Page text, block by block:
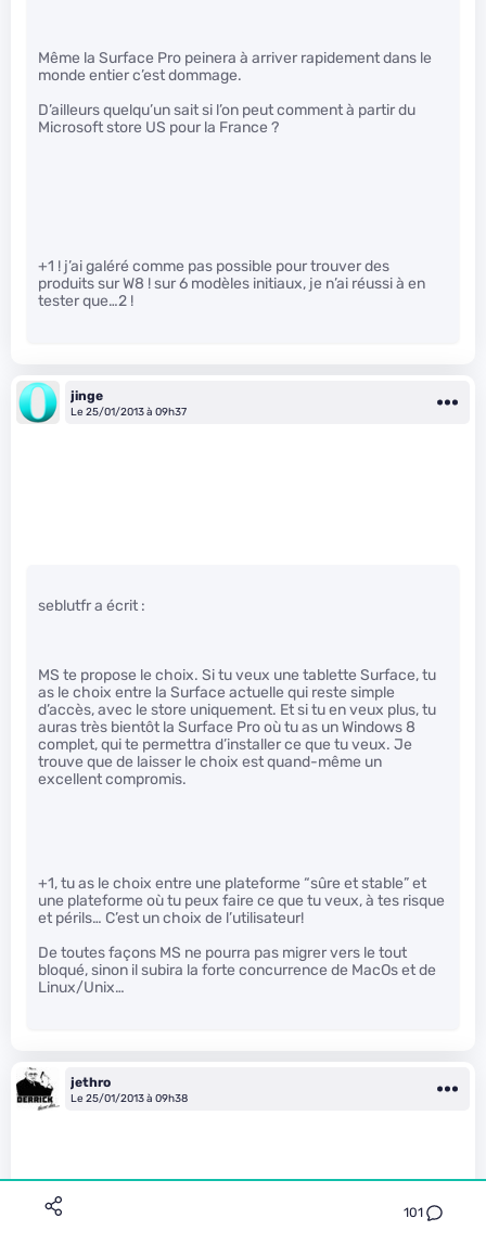
101
Même la Surface Pro peinera à arriver rapidement dans le
monde entier c’est dommage.
D’ailleurs quelqu’un sait si l’on peut comment à partir du
Microsoft store US pour la France ?
+1 ! j’ai galéré comme pas possible pour trouver des
produits sur W8 ! sur 6 modèles initiaux, je n’ai réussi à en
tester que…2 !
jinge
Le 25/01/2013 à 09h37
seblutfr a écrit :
MS te propose le choix. Si tu veux une tablette Surface, tu
as le choix entre la Surface actuelle qui reste simple
d’accès, avec le store uniquement. Et si tu en veux plus, tu
auras très bientôt la Surface Pro où tu as un Windows 8
complet, qui te permettra d’installer ce que tu veux. Je
trouve que de laisser le choix est quand-même un
excellent compromis.
+1, tu as le choix entre une plateforme “sûre et stable” et
une plateforme où tu peux faire ce que tu veux, à tes risque
et périls… C’est un choix de l’utilisateur!
De toutes façons MS ne pourra pas migrer vers le tout
bloqué, sinon il subira la forte concurrence de MacOs et de
Linux/Unix…
jethro
Le 25/01/2013 à 09h38